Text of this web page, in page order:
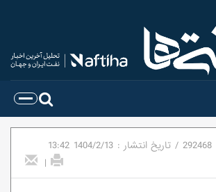
292468
/ تاریخ انتشار : 1404/2/13
13:42
|